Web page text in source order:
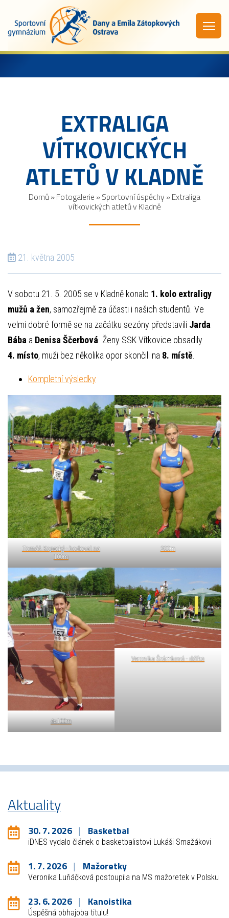
EXTRALIGA
VÍTKOVICKÝCH
ATLETŮ V KLADNĚ
Domů »Fotogalerie »Sportovní úspěchy »Extraliga
vítkovických atletů v Kladně
21. května 2005
V sobotu 21. 5. 2005 se v Kladně konalo 1. kolo extraligy
mužů a žen, samozřejmě za účasti i našich studentů. Ve
velmi dobré formě se na začátku sezóny představili Jarda
Bába a Denisa Ščerbová. Ženy SSK Vítkovice obsadily
4. místo, muži bez několika opor skončili na 8. místě.
Kompletní výsledky
Tomáš Kopecký - bodoval na
100m
200m
4x100m
Veronika Šrámková - dálka
Aktuality
30. 7. 2026 Basketbal
iDNES vydalo článek o basketbalistovi Lukáši Smažákovi
1. 7. 2026 Mažoretky
Veronika Luňáčková postoupila na MS mažoretek v Polsku
23. 6. 2026 Kanoistika
Úspěšná obhajoba titulu!